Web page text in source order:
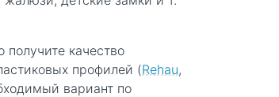
получите качество
профилей (Rehau,
вариант по